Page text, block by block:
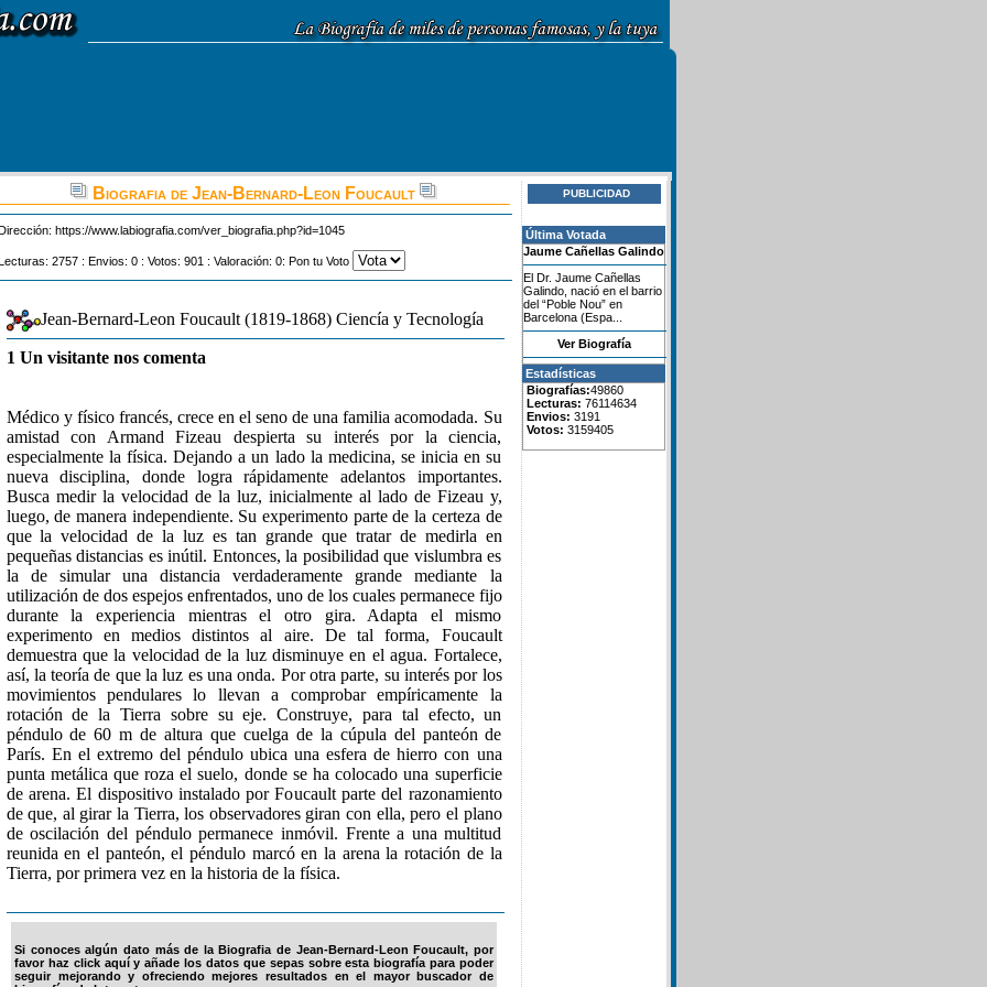
Biografia de Jean-Bernard-Leon Foucault
https://www.labiografia.com/ver_biografia.php?id=1045
2757 : Envios: 0 : Votos: 901 : Valoración: 0: Pon tu Voto
Jean-Bernard-Leon Foucault (1819-1868) Ciencía y Tecnología
1 Un visitante nos comenta
Médico y físico francés, crece en el seno de una familia acomodada. Su
amistad con Armand Fizeau despierta su interés por la ciencia,
especialmente la física. Dejando a un lado la medicina, se inicia en su
nueva disciplina, donde logra rápidamente adelantos importantes.
Busca medir la velocidad de la luz, inicialmente al lado de Fizeau y,
luego, de manera independiente. Su experimento parte de la certeza de
que la velocidad de la luz es tan grande que tratar de medirla en
pequeñas distancias es inútil. Entonces, la posibilidad que vislumbra es
la de simular una distancia verdaderamente grande mediante la
utilización de dos espejos enfrentados, uno de los cuales permanece fijo
durante la experiencia mientras el otro gira. Adapta el mismo
experimento en medios distintos al aire. De tal forma, Foucault
demuestra que la velocidad de la luz disminuye en el agua. Fortalece,
así, la teoría de que la luz es una onda. Por otra parte, su interés por los
movimientos pendulares lo llevan a comprobar empíricamente la
rotación de la Tierra sobre su eje. Construye, para tal efecto, un
péndulo de 60 m de altura que cuelga de la cúpula del panteón de
París. En el extremo del péndulo ubica una esfera de hierro con una
punta metálica que roza el suelo, donde se ha colocado una superficie
de arena. El dispositivo instalado por Foucault parte del razonamiento
de que, al girar la Tierra, los observadores giran con ella, pero el plano
de oscilación del péndulo permanece inmóvil. Frente a una multitud
reunida en el panteón, el péndulo marcó en la arena la rotación de la
Tierra, por primera vez en la historia de la física.
Si conoces algún dato más de la Biografia de Jean-Bernard-Leon Foucault, por
favor haz click aquí y añade los datos que sepas sobre esta biografía para poder
seguir mejorando y ofreciendo mejores resultados en el mayor buscador de
PUBLICIDAD
Última Votada
Jaume Cañellas Galindo
El Dr. Jaume Cañellas
Galindo, nació en el barrio
del “Poble Nou” en
Barcelona (Espa...
Ver Biografía
Estadísticas
Biografías:49860
Lecturas: 76114634
Envios: 3191
Votos: 3159405